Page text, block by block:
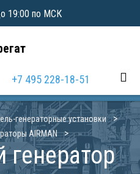
19:00 по МСК
+7 495 228-18-51
генераторные установки
AIRMAN